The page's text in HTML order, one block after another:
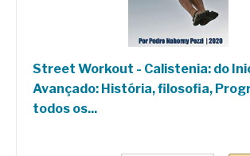
Street Workout - Calistenia: do
Avançado: História, filosofia,
todos os...